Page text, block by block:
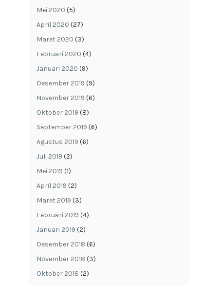
Mei 2020 (5)
April 2020 (27)
Maret 2020 (3)
Februari 2020 (4)
Januari 2020 (9)
Desember 2019 (9)
November 2019 (6)
Oktober 2019 (8)
September 2019 (6)
Agustus 2019 (6)
Juli 2019 (2)
Mei 2019 (1)
April 2019 (2)
Maret 2019 (3)
Februari 2019 (4)
Januari 2019 (2)
Desember 2018 (6)
November 2018 (3)
Oktober 2018 (2)